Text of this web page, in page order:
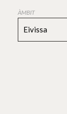
ÀMBIT
Eivissa